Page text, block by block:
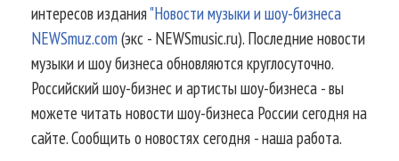
интересов издания"Новости музыки и шоу-бизнеса
NEWSmuz.com(экс - NEWSmusic.ru). Последние новости
музыки и шоу бизнеса обновляются круглосуточно.
Российский шоу-бизнес и артисты шоу-бизнеса - вы
можете читать новости шоу-бизнеса России сегодня на
сайте. Сообщить о новостях сегодня - наша работа.